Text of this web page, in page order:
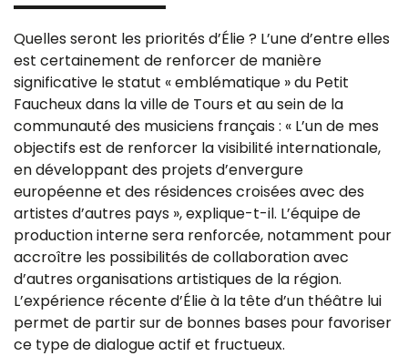
Quelles seront les priorités d’Élie ? L’une d’entre elles
est certainement de renforcer de manière
significative le statut « emblématique » du Petit
Faucheux dans la ville de Tours et au sein de la
communauté des musiciens français : « L’un de mes
objectifs est de renforcer la visibilité internationale,
en développant des projets d’envergure
européenne et des résidences croisées avec des
artistes d’autres pays », explique-t-il. L’équipe de
production interne sera renforcée, notamment pour
accroître les possibilités de collaboration avec
d’autres organisations artistiques de la région.
L’expérience récente d’Élie à la tête d’un théâtre lui
permet de partir sur de bonnes bases pour favoriser
ce type de dialogue actif et fructueux.